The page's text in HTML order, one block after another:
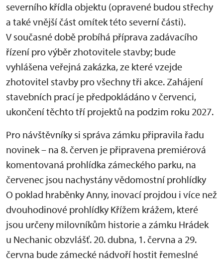
severního křídla objektu (opravené budou střechy
a také vnější část omítek této severní části).
V současné době probíhá příprava zadávacího
řízení pro výběr zhotovitele stavby; bude
vyhlášena veřejná zakázka, ze které vzejde
zhotovitel stavby pro všechny tři akce. Zahájení
stavebních prací je předpokládáno v červenci,
ukončení těchto tří projektů na podzim roku 2027.
Pro návštěvníky si správa zámku připravila řadu
novinek – na 8. červen je připravena premiérová
komentovaná prohlídka zámeckého parku, na
červenec jsou nachystány vědomostní prohlídky
O poklad hraběnky Anny, inovací projdou i více než
dvouhodinové prohlídky Křížem krážem, které
jsou určeny milovníkům historie a zámku Hrádek
u Nechanic obzvlášť. 20. dubna, 1. června a 29.
června bude zámecké nádvoří hostit řemeslné